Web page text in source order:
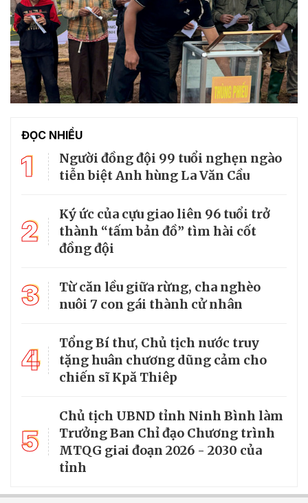
ĐỌC NHIỀU
1
Người đồng đội 99 tuổi nghẹn ngào
tiễn biệt Anh hùng La Văn Cầu
2
Ký ức của cựu giao liên 96 tuổi trở
thành “tấm bản đồ” tìm hài cốt
đồng đội
3
Từ căn lều giữa rừng, cha nghèo
nuôi 7 con gái thành cử nhân
4
Tổng Bí thư, Chủ tịch nước truy
tặng huân chương dũng cảm cho
chiến sĩ Kpă Thiêp
5
Chủ tịch UBND tỉnh Ninh Bình làm
Trưởng Ban Chỉ đạo Chương trình
MTQG giai đoạn 2026 - 2030 của
tỉnh